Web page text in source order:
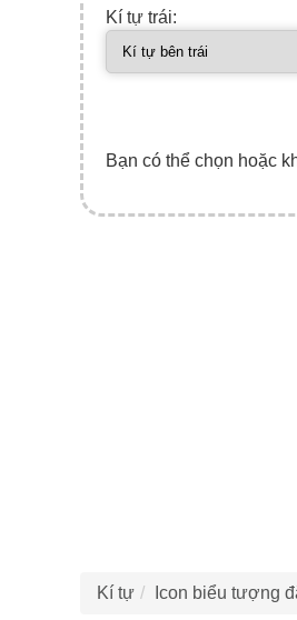
Kí tự trái:
Bạn có thể chọn hoặc
Kí tự Icon biểu tượng